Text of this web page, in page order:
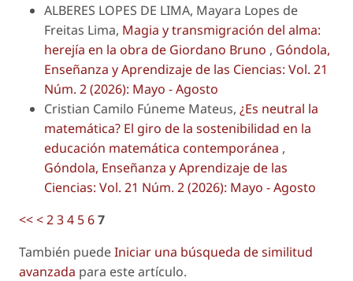
ALBERES LOPES DE LIMA, Mayara Lopes de
Freitas Lima, Magia y transmigración del alma:
herejía en la obra de Giordano Bruno , Góndola,
Enseñanza y Aprendizaje de las Ciencias: Vol. 21
Núm. 2 (2026): Mayo - Agosto
Cristian Camilo Fúneme Mateus, ¿Es neutral la
matemática? El giro de la sostenibilidad en la
educación matemática contemporánea ,
Góndola, Enseñanza y Aprendizaje de las
Ciencias: Vol. 21 Núm. 2 (2026): Mayo - Agosto
<<<234 567
También puedeIniciar una búsqueda de similitud
avanzada para este artículo.